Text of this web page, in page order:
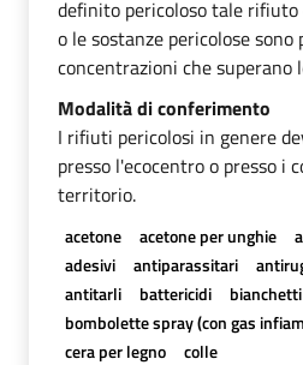
definito pericoloso tale rifiuto
o le sostanze pericolose sono
concentrazioni che superano
Modalità di conferimento
I rifiuti pericolosi in genere
presso l'ecocentro o presso i
territorio.
acetone acetone per unghie
adesivi
antiparassitari
antitarli
battericidi
bombolette spray (con gas
cera per legno
colle